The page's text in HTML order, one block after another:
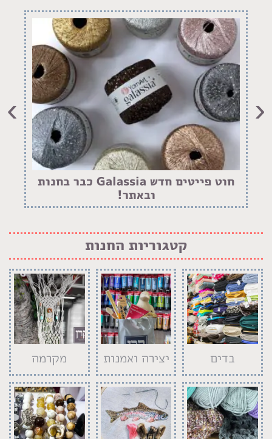
חוט פייטים חדש Galassia כבר בחנות
ובאתר!
‹
›
קטגוריות החנות
בדים יצירה ואמנות מקרמה